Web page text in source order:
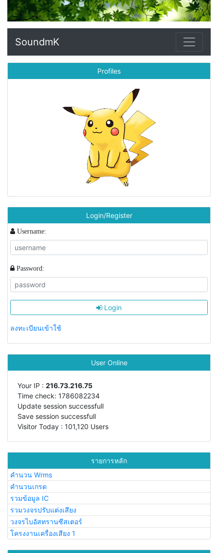
SoundmK
Profiles
Login/Register
Username:
Password:
Login
ลงทะเบียนเข้าใช้
User Online
Your IP : 216.73.216.75
Time check: 1786082234
Update session successfull
Save session successfull
Visitor Today : 101,120 Users
รายการหลัก
คำนวน Wrms
คำนวนเกรด
รวมข้อมูล IC
รวมวงจรปรับแต่งเสียง
วงจรไบอัสทรานซีสเตอร์
โครงงานเครื่องเสียง 1